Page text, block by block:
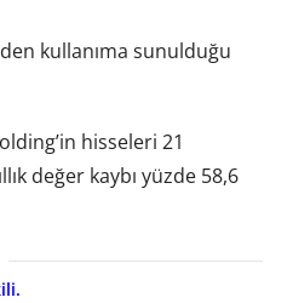
kullanıma sunulduğu
hisseleri 21
değer kaybı yüzde 58,6